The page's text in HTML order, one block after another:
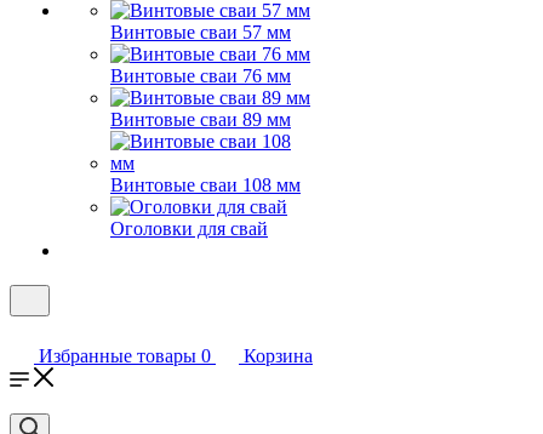
Винтовые сваи 57 мм
Винтовые сваи 76 мм
Винтовые сваи 89 мм
Винтовые сваи 108 мм
Оголовки для свай
Избранные товары 0 Корзина